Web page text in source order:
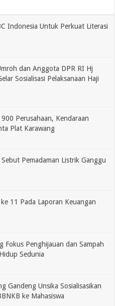
Indonesia Untuk Perkuat Literasi
dan Anggota DPR RI Hj
Sosialisasi Pelaksanaan Haji
Perusahaan, Kendaraan
Plat Karawang
Pemadaman Listrik Ganggu
11 Pada Laporan Keuangan
Fokus Penghijauan dan Sampah
Sedunia
Gandeng Unsika Sosialisasikan
ke Mahasiswa